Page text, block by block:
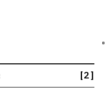
B
[2]